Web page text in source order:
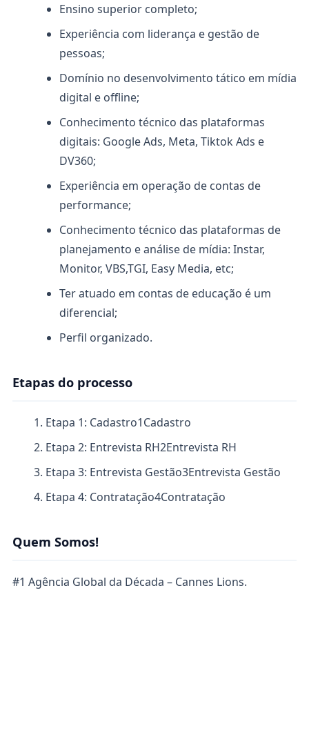
Ensino superior completo;
Experiência com liderança e gestão de
pessoas;
Domínio no desenvolvimento tático em mídia
digital e offline;
Conhecimento técnico das plataformas
digitais: Google Ads, Meta, Tiktok Ads e
DV360;
Experiência em operação de contas de
performance;
Conhecimento técnico das plataformas de
planejamento e análise de mídia: Instar,
Monitor, VBS,TGI, Easy Media, etc;
Ter atuado em contas de educação é um
diferencial;
Perfil organizado.
Etapas do processo
Etapa 1: Cadastro1Cadastro
Etapa 2: Entrevista RH2Entrevista RH
Etapa 3: Entrevista Gestão3Entrevista Gestão
Etapa 4: Contratação4Contratação
Quem Somos!
#1 Agência Global da Década – Cannes Lions.